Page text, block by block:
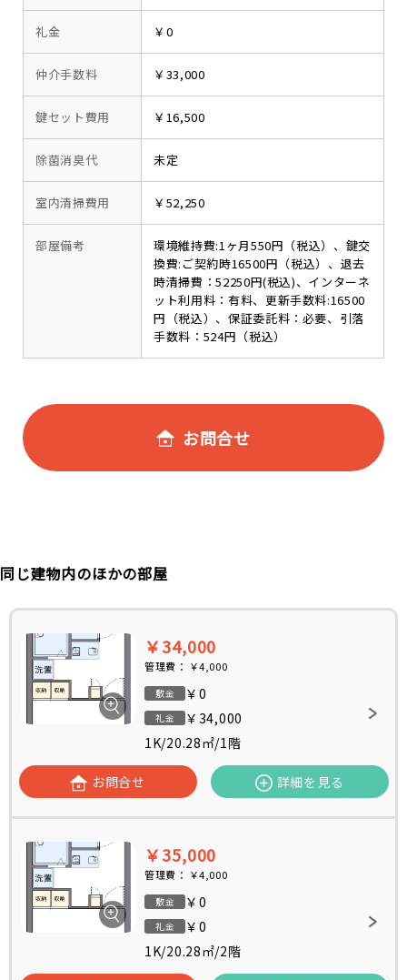
礼金 ￥0
仲介手数料 ￥33,000
鍵セット費用 ￥16,500
除菌消臭代 未定
室内清掃費用 ￥52,250
部屋備考
環境維持費:1ヶ月550円（税込）、鍵交
換費:ご契約時16500円（税込）、退去
時清掃費：52250円(税込)、インターネ
ット利用料：有料、更新手数料:16500
円（税込）、保証委託料：必要、引落
手数料：524円（税込）
お問合せ
同じ建物内のほかの部屋
￥34,000
管理費： ￥4,000
敷金 ￥0
礼金
￥34,000
1K/20.28㎡/1階
お問合せ 詳細を見る
￥35,000
管理費： ￥4,000
敷金 ￥0
礼金
￥0
1K/20.28㎡/2階